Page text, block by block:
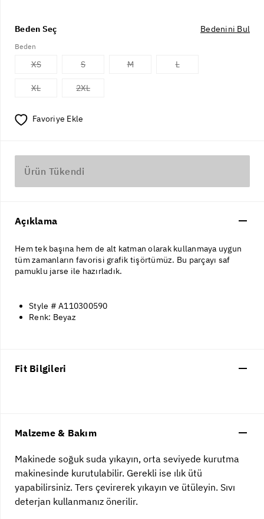
Beden Seç Bedenini Bul
Beden
XS S M L
XL 2XL
Favoriye Ekle
Ürün Tükendi
Açıklama
Hem tek başına hem de alt katman olarak kullanmaya uygun
tüm zamanların favorisi grafik tişörtümüz. Bu parçayı saf
pamuklu jarse ile hazırladık.
Style # A110300590
Renk: Beyaz
Fit Bilgileri
Malzeme & Bakım
Makinede soğuk suda yıkayın, orta seviyede kurutma
makinesinde kurutulabilir. Gerekli ise ılık ütü
yapabilirsiniz. Ters çevirerek yıkayın ve ütüleyin. Sıvı
deterjan kullanmanız önerilir.